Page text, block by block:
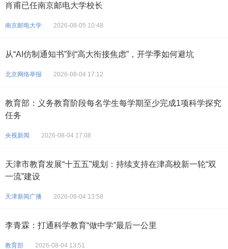
肖甫已任南京邮电大学校长
南京邮电大学 2026-08-05 10:48
从“AI仿制通知书”到“高大衔接焦虑”，开学季如何避坑
北京网络举报 2026-08-04 17:12
教育部：义务教育阶段每名学生每学期至少完成1项科学探究
任务
央视新闻 2026-08-04 17:08
天津市教育发展“十五五”规划：持续支持在津高校新一轮“双
一流”建设
天津新闻广播 2026-08-04 13:58
李青霖：打通科学教育“做中学”最后一公里
教育部 2026-08-04 13:51